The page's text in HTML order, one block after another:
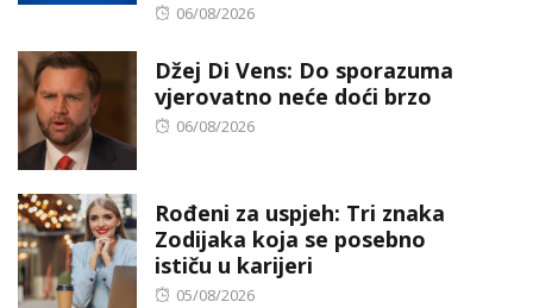
Posted
06/08/2026
Džej Di Vens: Do sporazuma
vjerovatno neće doći brzo
Posted
06/08/2026
Rođeni za uspjeh: Tri znaka
Zodijaka koja se posebno
ističu u karijeri
Posted
05/08/2026